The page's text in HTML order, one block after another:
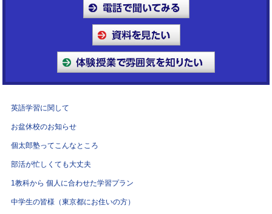
英語学習に関して
お盆休校のお知らせ
個太郎塾ってこんなところ
部活が忙しくても大丈夫
1教科から 個人に合わせた学習プラン
中学生の皆様（東京都にお住いの方）